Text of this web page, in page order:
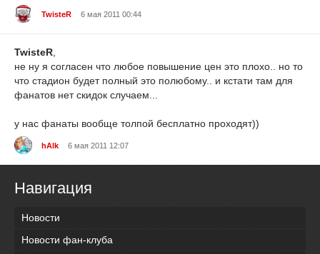
TwisteR 6 мая 2011 00:44
TwisteR,
не ну я согласен что любое повышение цен это плохо.. но то
что стадион будет полный это полюбому.. и кстати там для
фанатов нет скидок случаем...
у нас фанаты вообще толпой бесплатно проходят))
hAlk 6 мая 2011 12:07
Навигация
Новости
Новости фан-клуба